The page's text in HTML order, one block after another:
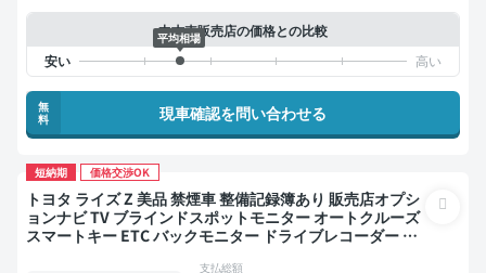
中古車販売店の価格との比較
平均相場
無
料
現車確認を問い合わせる
短納期 価格交渉OK
トヨタ ライズ Z 美品 禁煙車 整備記録簿あり 販売店オプシ
ョンナビ TV ブラインドスポットモニター オートクルーズ
スマートキー ETC バックモニター ドライブレコーダー 衝
支払総額